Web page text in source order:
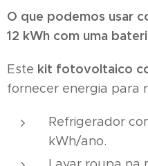
O que podemos usar
12 kWh com uma
Este kit fotovoltaico
fornecer energia para
Refrigerador
kWh/ano.